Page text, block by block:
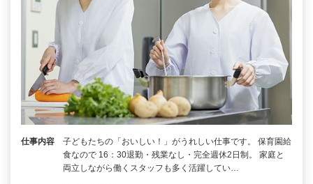
仕事内容
子どもたちの「おいしい！」がうれしい仕事です。 保育園給
食なので 16：30退勤・残業なし・完全週休2日制。 家庭と
両立しながら働くスタッフも多く活躍してい…